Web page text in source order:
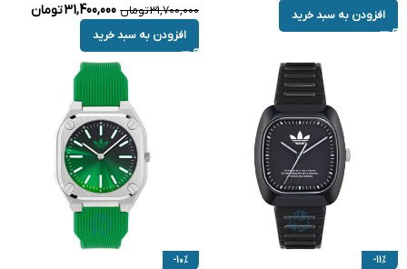
افزودن به سبد خرید 31,700,000تومان 31,400,000تومان
افزودن به سبد خرید
-11%
-10%